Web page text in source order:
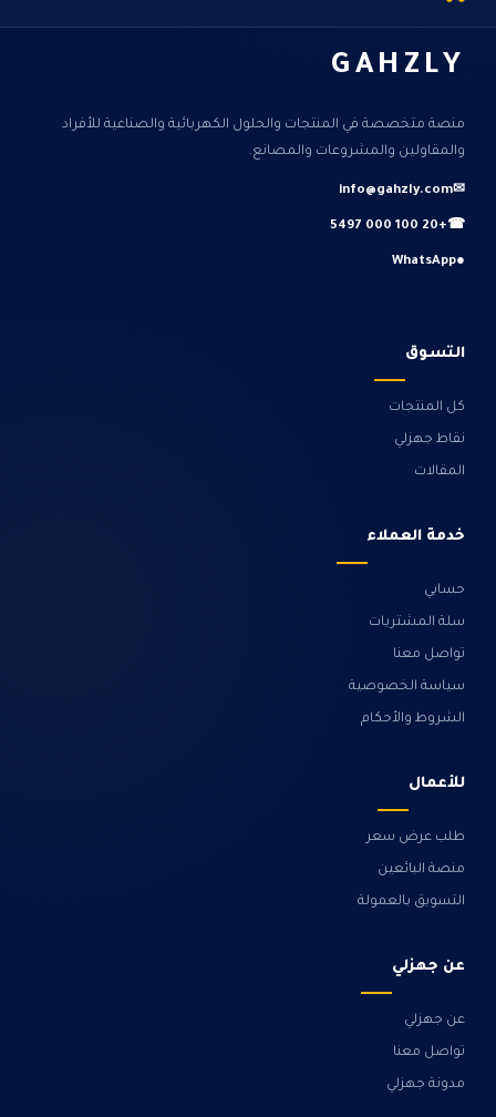
GAHZLY
منصة متخصصة في المنتجات والحلول الكهربائية والصناعية للأفراد
والمقاولين والمشروعات والمصانع.
✉
info@gahzly.com
☎
+20 100 000 5497
●
WhatsApp
التسوق
كل المنتجات
نقاط جهزلي
المقالات
خدمة العملاء
حسابي
سلة المشتريات
تواصل معنا
سياسة الخصوصية
الشروط والأحكام
للأعمال
طلب عرض سعر
منصة البائعين
التسويق بالعمولة
عن جهزلي
عن جهزلي
تواصل معنا
مدونة جهزلي